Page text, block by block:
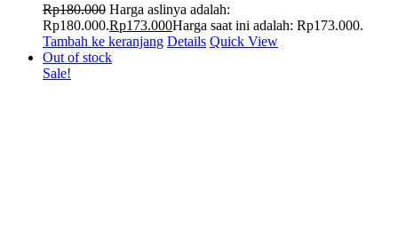
Rp180.000 Harga aslinya adalah:
Rp180.000.Rp173.000Harga saat ini adalah: Rp173.000.
Tambah ke keranjang Details Quick View
Out of stock
Sale!